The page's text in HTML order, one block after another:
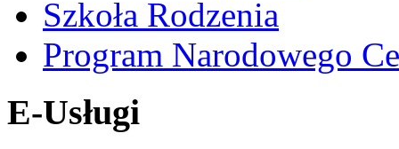
Szkoła Rodzenia
Program Narodowego
E-Usługi